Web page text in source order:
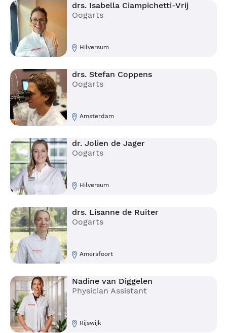
drs. Isabella Ciampichetti-Vrij
Oogarts
Hilversum
drs. Stefan Coppens
Oogarts
Amsterdam
dr. Jolien de Jager
Oogarts
Hilversum
drs. Lisanne de Ruiter
Oogarts
Amersfoort
Nadine van Diggelen
Physician Assistant
Rijswijk